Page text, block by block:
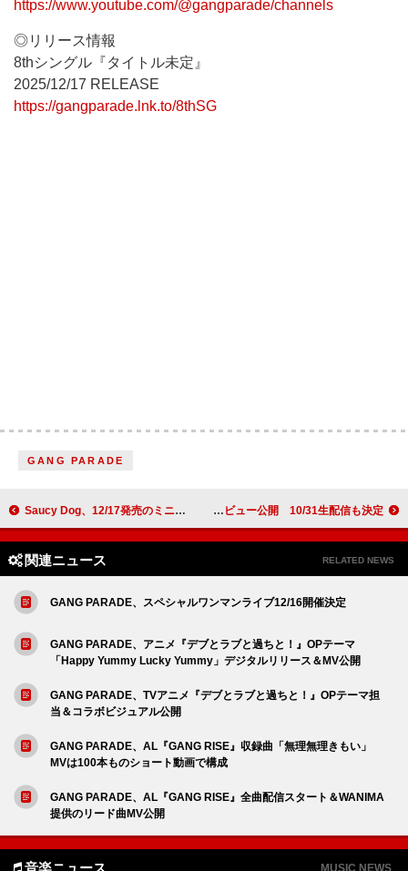
https://www.youtube.com/@gangparade/channels
◎リリース情報
8thシングル『タイトル未定』
2025/12/17 RELEASE
https://gangparade.lnk.to/8thSG
GANG PARADE
Saucy Dog、12/17発売のミニアルバム『カレーライス』ジャケ写公開 ヒグチアイ、AL『私宝主義』特設サイトに2つのオフィシャルインタビュー公開 10/31生配信も決定
関連ニュース RELATED NEWS
GANG PARADE、スペシャルワンマンライブ12/16開催決定
GANG PARADE、アニメ『デブとラブと過ちと！』OPテーマ
「Happy Yummy Lucky Yummy」デジタルリリース＆MV公開
GANG PARADE、TVアニメ『デブとラブと過ちと！』OPテーマ担
当＆コラボビジュアル公開
GANG PARADE、AL『GANG RISE』収録曲「無理無理きもい」
MVは100本ものショート動画で構成
GANG PARADE、AL『GANG RISE』全曲配信スタート＆WANIMA
提供のリード曲MV公開
音楽ニュース MUSIC NEWS